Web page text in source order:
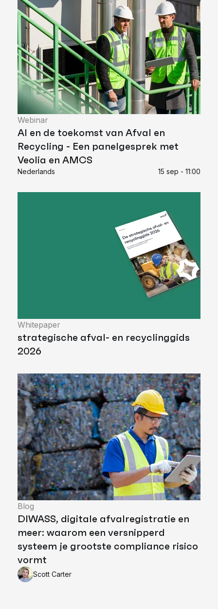
Webinar
AI en de toekomst van Afval en
Recycling - Een panelgesprek met
Veolia en AMCS
Nederlands 15 sep - 11:00
Whitepaper
strategische afval- en recyclinggids
2026
Blog
DIWASS, digitale afvalregistratie en
meer: waarom een versnipperd
systeem je grootste compliance risico
vormt
Scott Carter